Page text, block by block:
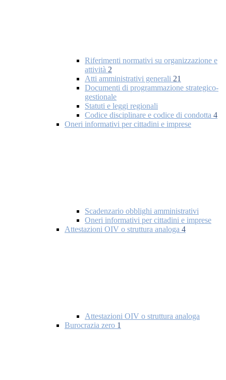
Riferimenti normativi su organizzazione e
attività 2
Atti amministrativi generali 21
Documenti di programmazione strategico-
gestionale
Statuti e leggi regionali
Codice disciplinare e codice di condotta 4
Oneri informativi per cittadini e imprese
Scadenzario obblighi amministrativi
Oneri informativi per cittadini e imprese
Attestazioni OIV o struttura analoga 4
Attestazioni OIV o struttura analoga
Burocrazia zero 1